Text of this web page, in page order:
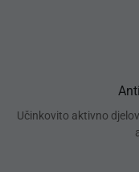
Učinkovito aktivno